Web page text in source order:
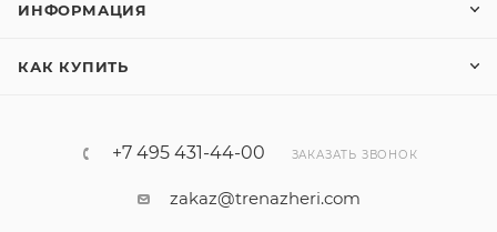
ИНФОРМАЦИЯ
КАК КУПИТЬ
+7 495 431-44-00 ЗАКАЗАТЬ ЗВОНОК
zakaz@trenazheri.com